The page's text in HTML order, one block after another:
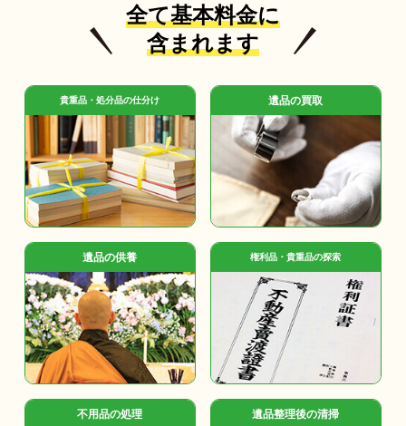
全て基本料金に
含まれます
貴重品・処分品の仕分け 遺品の買取
遺品の供養 権利品・貴重品の探索
不用品の処理 遺品整理後の清掃